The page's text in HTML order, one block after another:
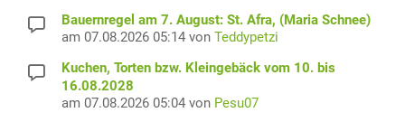
Bauernregel am 7. August: St. Afra, (Maria Schnee)
am 07.08.2026 05:14 von Teddypetzi
Kuchen, Torten bzw. Kleingebäck vom 10. bis
16.08.2028
am 07.08.2026 05:04 von Pesu07